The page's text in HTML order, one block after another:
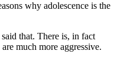
why adolescence is the
that. There is, in fact
much more aggressive.